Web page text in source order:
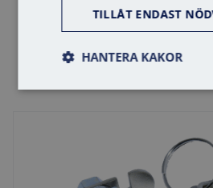
TILLÅT ENDAST
HANTERA KAKOR